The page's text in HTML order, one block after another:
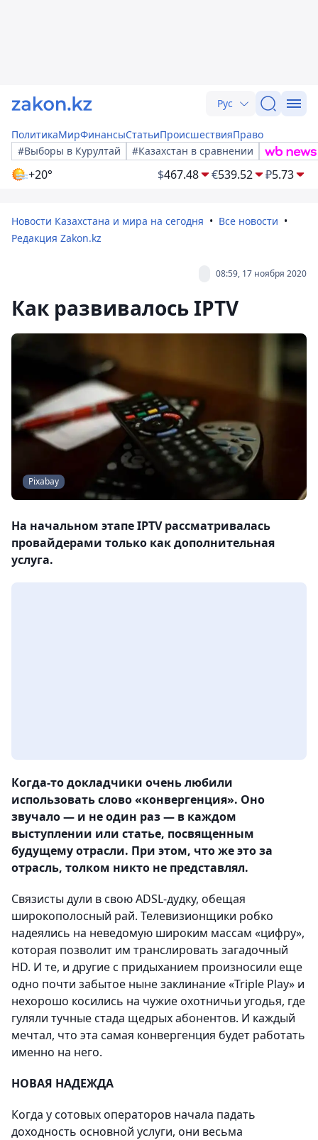
Рус
ПолитикаМирФинансыСтатьиПроисшествияПраво
#Выборы в Курултай
#Казахстан в сравнении
+20° $467.48 €539.52 ₽5.73
Новости Казахстана и мира на сегодня
Все новости
Редакция Zakon.kz
08:59, 17 ноября 2020
Как развивалось IPTV
Pixabay
На начальном этапе IPTV рассматривалась
провайдерами только как дополнительная
услуга.
Когда-то докладчики очень любили
использовать слово «конвергенция». Оно
звучало — и не один раз — в каждом
выступлении или статье, посвященным
будущему отрасли. При этом, что же это за
отрасль, толком никто не представлял.
Связисты дули в свою ADSL-дудку, обещая
широкополосный рай. Телевизионщики робко
надеялись на неведомую широким массам «цифру»,
которая позволит им транслировать загадочный
HD. И те, и другие с придыханием произносили еще
одно почти забытое ныне заклинание «Triple Play» и
нехорошо косились на чужие охотничьи угодья, где
гуляли тучные стада щедрых абонентов. И каждый
мечтал, что эта самая конвергенция будет работать
именно на него.
НОВАЯ НАДЕЖДА
Когда у сотовых операторов начала падать
доходность основной услуги, они весьма